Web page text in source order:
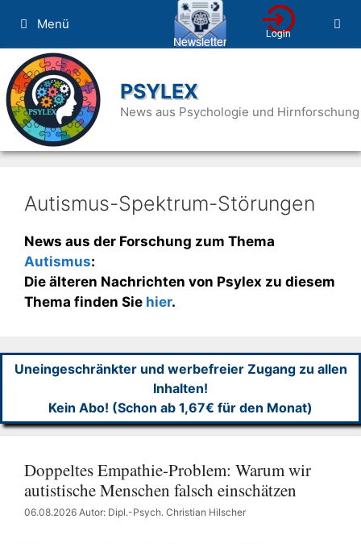
Inhalt
springen
Menü
PSYLEX
News aus Psychologie und Hirnforschung
Autismus-Spektrum-Störungen
News aus der Forschung zum Thema
Autismus:
Die älteren Nachrichten von Psylex zu diesem
Thema finden Sie hier.
Uneingeschränkter und werbefreier Zugang zu allen
Inhalten!
Kein Abo! (Schon ab 1,67€ für den Monat)
Doppeltes Empathie-Problem: Warum wir
autistische Menschen falsch einschätzen
06.08.2026 Autor: Dipl.-Psych. Christian Hilscher